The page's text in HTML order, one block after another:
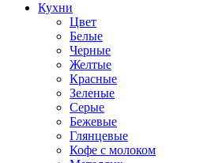
Кухни
Цвет
Белые
Черные
Желтые
Красные
Зеленые
Серые
Бежевые
Глянцевые
Кофе с молоком